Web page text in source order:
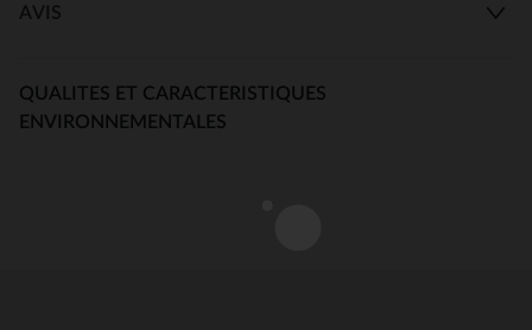
AVIS
QUALITES ET CARACTERISTIQUES
ENVIRONNEMENTALES